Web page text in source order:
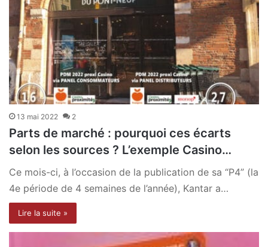
13 mai 2022 2
Parts de marché : pourquoi ces écarts
selon les sources ? L’exemple Casino…
Ce mois-ci, à l’occasion de la publication de sa “P4” (la
4e période de 4 semaines de l’année), Kantar a…
Lire la suite »